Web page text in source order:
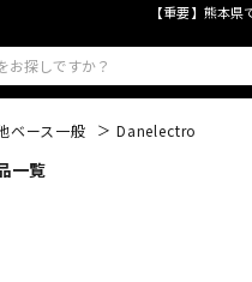
【重要】熊本
/エレ
ベース一般 Danelectro
一覧